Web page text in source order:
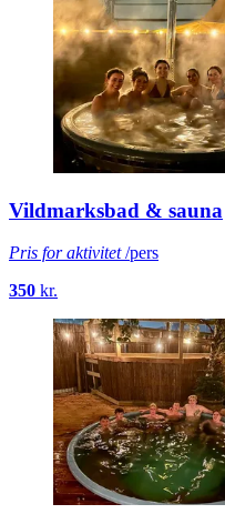
Vildmarksbad & sauna
Pris for aktivitet/pers
350 kr.